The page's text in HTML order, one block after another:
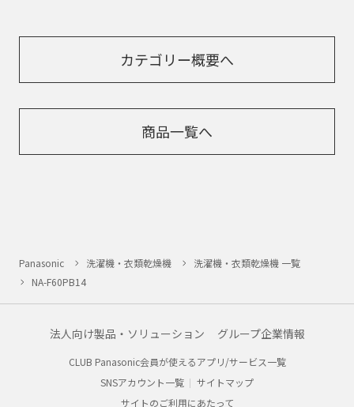
カテゴリー概要へ
商品一覧へ
Panasonic 洗濯機・衣類乾燥機
洗濯機・衣類乾燥機 一覧
NA-F60PB14
法人向け製品・ソリューション グループ企業情報
CLUB Panasonic会員が使えるアプリ/サービス一覧
SNSアカウント一覧
サイトマップ
サイトのご利用にあたって